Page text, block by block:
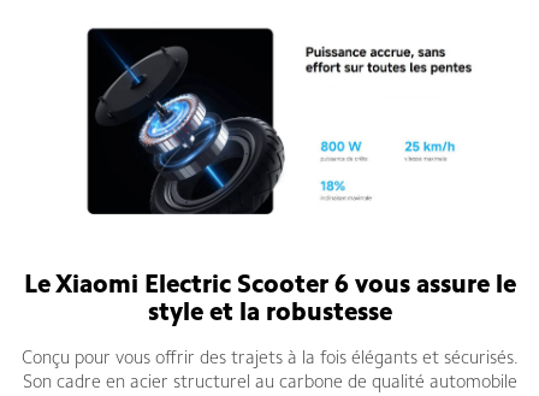
Le Xiaomi Electric Scooter 6 vous assure le
style et la robustesse
Conçu pour vous offrir des trajets à la fois élégants et sécurisés.
Son cadre en acier structurel au carbone de qualité automobile